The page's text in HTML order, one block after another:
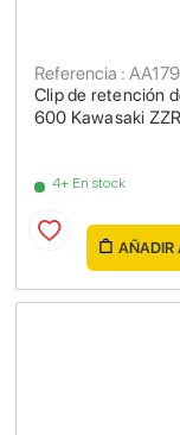
Clip de retención
600 Kawasaki
Referencia :
4+ En stock
AÑADIR